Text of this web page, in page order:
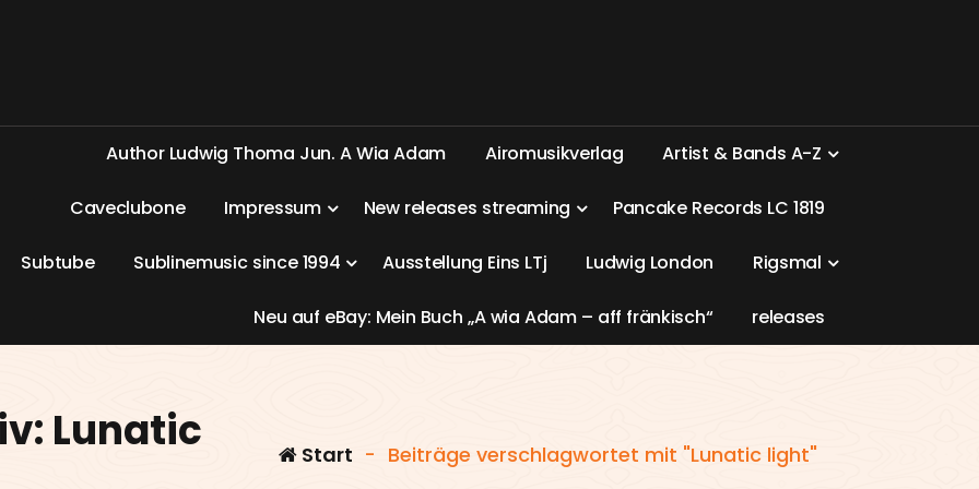
Author Ludwig Thoma Jun. AWia Adam Airomusikverlag Artist & Bands A-Z
Caveclubone Impressum New releases streaming Pancake Records LC 1819
Subtube Sublinemusic since1994 Ausstellung Eins LTj Ludwig London Rigsmal
Neu auf eBay: Mein Buch „Awia Adam – aff fränkisch“ releases
Lunatic
Start - Beiträge verschlagwortet mit "Lunatic light"